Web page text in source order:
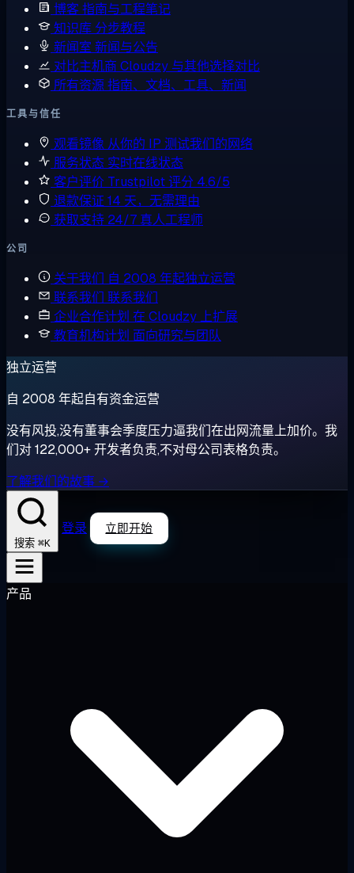
博客指南与工程笔记
知识库 分步教程
新闻室 新闻与公告
对比主机商 Cloudzy 与其他选择对比
所有资源指南、文档、工具、新闻
工具与信任
观看镜像 从你的 IP 测试我们的网络
服务状态 实时在线状态
客户评价 Trustpilot 评分 4.6/5
退款保证 14 天，无需理由
获取支持 24/7 真人工程师
公司
关于我们 自 2008 年起独立运营
联系我们 联系我们
企业合作计划 在 Cloudzy 上扩展
教育机构计划 面向研究与团队
独立运营
自 2008 年起自有资金运营
没有风投,没有董事会季度压力逼我们在出网流量上加价。我
们对 122,000+ 开发者负责,不对母公司表格负责。
了解我们的故事 →
搜索 ⌘K
登录 立即开始
产品